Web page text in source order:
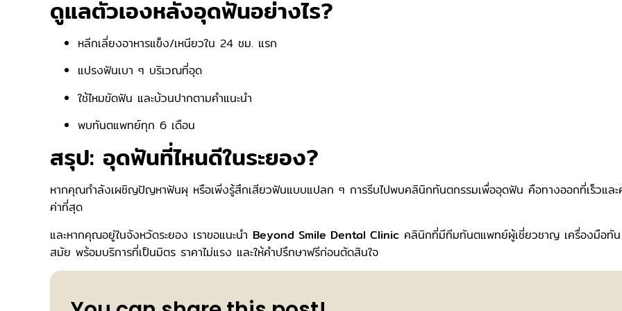
ดูแลตัวเองหลังอุดฟันอย่างไร?
หลีกเลี่ยงอาหารแข็ง/เหนียวใน 24 ชม. แรก
แปรงฟันเบา ๆ บริเวณที่อุด
ใช้ไหมขัดฟัน และบ้วนปากตามคำแนะนำ
พบทันตแพทย์ทุก 6 เดือน
สรุป: อุดฟันที่ไหนดีในระยอง?
หากคุณกำลังเผชิญปัญหาฟันผุ หรือเพิ่งรู้สึกเสียวฟันแบบแปลก ๆ การรีบไปพบคลินิกทันตกรรมเพื่ออุดฟัน คือทางออกที่เร็วแล
ค่าที่สุด
และหากคุณอยู่ในจังหวัดระยอง เราขอแนะนำ Beyond Smile Dental Clinic คลินิกที่มีทีมทันตแพทย์ผู้เชี่ยวชาญ เครื่องมือทัน
สมัย พร้อมบริการที่เป็นมิตร ราคาไม่แรง และให้คำปรึกษาฟรีก่อนตัดสินใจ